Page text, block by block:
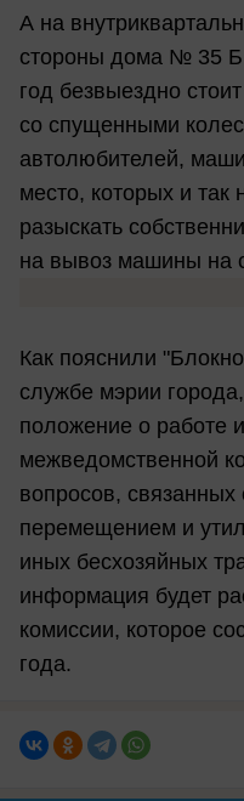
А на
стороны дома № 35
год безвыездно
со спущенными
автолюбителей,
место, которых и так
разыскать
на вывоз машины на
Как пояснили
службе мэрии
положение о работе
межведомственной
вопросов,
перемещением и
иных бесхозяйных
информация будет
комиссии, которое
года.